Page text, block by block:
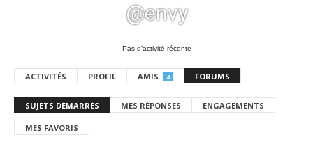
@envy
Pas d’activité récente
ACTIVITÉS PROFIL AMIS 4 FORUMS
SUJETS DÉMARRÉS MES RÉPONSES ENGAGEMENTS
MES FAVORIS